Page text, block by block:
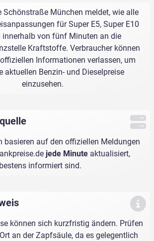
Schönstraße München meldet, wie alle
für Super E5, Super E10
innerhalb von fünf Minuten an die
Kraftstoffe. Verbraucher können
Informationen verlassen, um
aktuellen Benzin- und Dieselpreise
einzusehen.
basieren auf den offiziellen Meldungen
jede Minute aktualisiert,
informiert sind.
können sich kurzfristig ändern. Prüfen
an der Zapfsäule, da es gelegentlich